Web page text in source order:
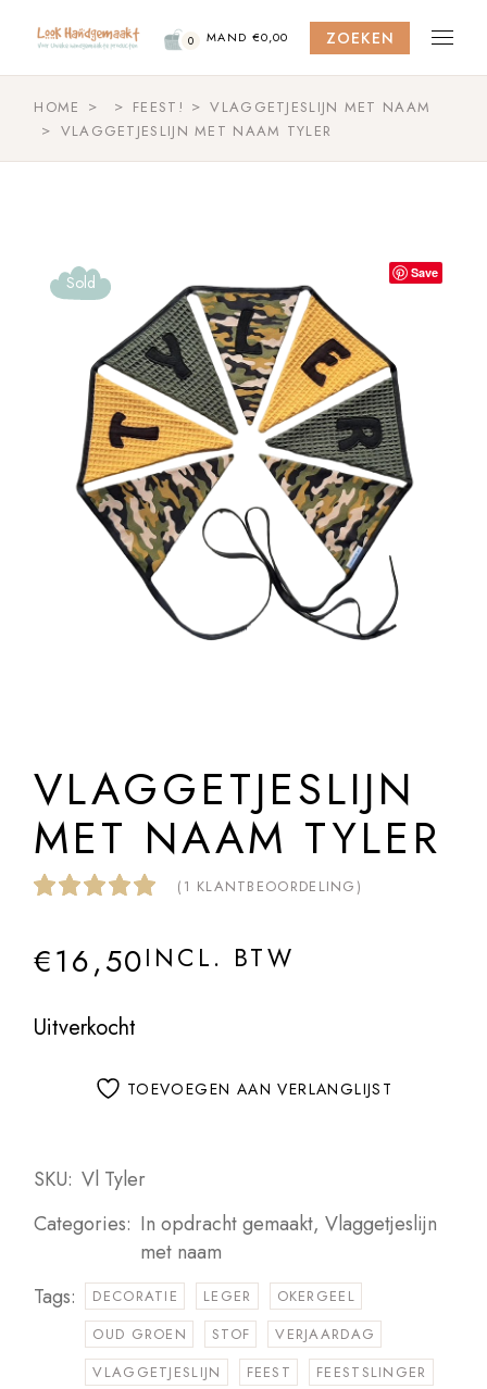
content
0 MAND €0,00 ZOEKEN
HOME FEEST!
VLAGGETJESLIJN MET NAAM
VLAGGETJESLIJN MET NAAM TYLER
Sold Save
VLAGGETJESLIJN
MET NAAM TYLER
( 1 KLANTBEOORDELING)
€16,50INCL. BTW
Uitverkocht
TOEVOEGEN AAN VERLANGLIJST
SKU: Vl Tyler
Categories: In opdracht gemaakt,Vlaggetjeslijn
met naam
Tags:
DECORATIE LEGER
OKERGEEL
OUD GROEN
STOF
VERJAARDAG
VLAGGETJESLIJN
FEEST
FEESTSLINGER